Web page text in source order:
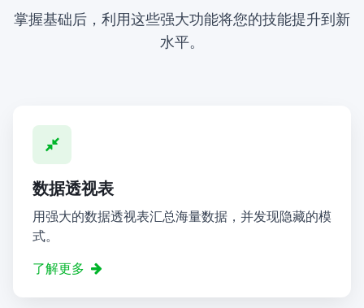
掌握基础后，利用这些强大功能将您的技能提升到新
水平。
数据透视表
用强大的数据透视表汇总海量数据，并发现隐藏的模
式。
了解更多